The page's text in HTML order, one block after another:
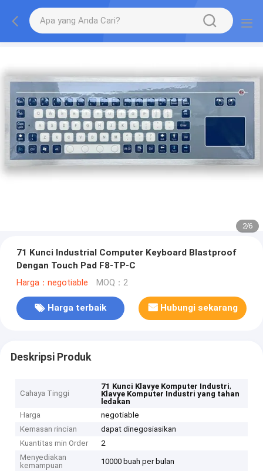
2/6
71 Kunci Industrial Computer Keyboard Blastproof
Dengan Touch Pad F8-TP-C
Harga：negotiable MOQ：2
Harga terbaik Hubungi sekarang
Deskripsi Produk
Cahaya Tinggi
71 Kunci Klavye Komputer Industri,
Klavye Komputer Industri yang tahan
ledakan
Harga
negotiable
Kemasan rincian
dapat dinegosiasikan
Kuantitas min Order
2
Menyediakan
kemampuan
10000 buah per bulan